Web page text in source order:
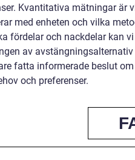
Kvantitativa mätningar är
med enheten och vilka
fördelar och nackdelar kan
av
fatta informerade beslut
och preferenser.